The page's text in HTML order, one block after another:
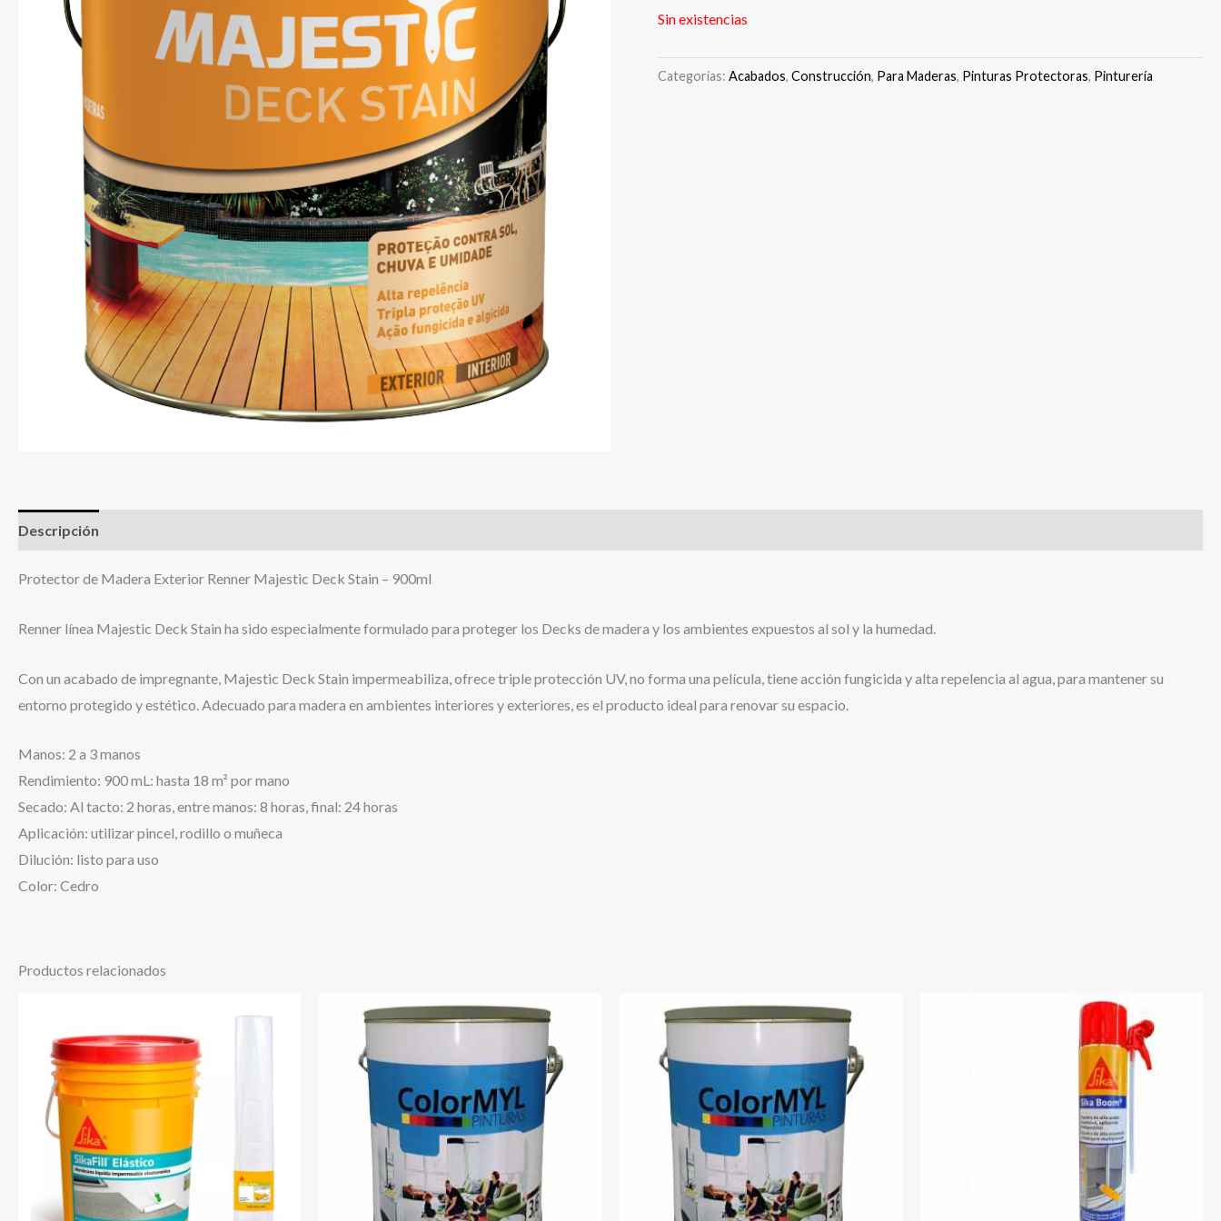
Sin existencias
Categorías:Acabados,Construcción, Para Maderas, Pinturas Protectoras, Pinturería
Descripción
Protector de Madera Exterior Renner Majestic Deck Stain – 900ml
Renner línea Majestic Deck Stain ha sido especialmente formulado para proteger los Decks de madera y los ambientes expuestos al sol y la humedad.
Con un acabado de impregnante, Majestic Deck Stain impermeabiliza, ofrece triple protección UV, no forma una película, tiene acción fungicida y alta repelencia al agua, para mantener su
entorno protegido y estético. Adecuado para madera en ambientes interiores y exteriores, es el producto ideal para renovar su espacio.
Manos: 2 a 3 manos
Rendimiento: 900 mL: hasta 18 m² por mano
Secado: Al tacto: 2 horas, entre manos: 8 horas, final: 24 horas
Aplicación: utilizar pincel, rodillo o muñeca
Dilución: listo para uso
Color: Cedro
Productos relacionados